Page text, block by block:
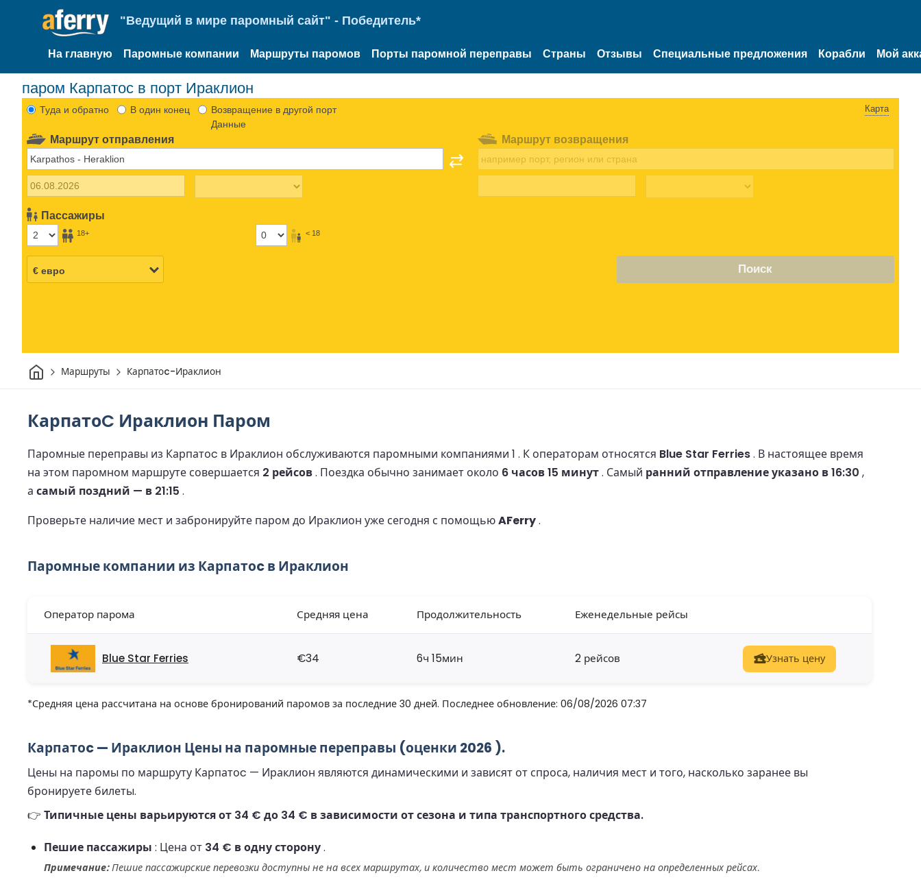
"Ведущий в мире паромный сайт" - Победитель*
На главную Паромные компании Маршруты паромов Порты паромной переправы Страны Отзывы Специальные предложения Корабли Мой
паром Карпатоc в порт Ираклион
Туда и обратно В один конец
Возвращение в другой порт
Данные
Карта
Маршрут отправления
Пассажиры
18+ < 18
Маршрут возвращения
Поиск
ДомМаршруты Карпатоc-Ираклион
КарпатоC Ираклион Паром
Паромные переправы из Карпатоc в Ираклион обслуживаются паромными компаниями 1 . К операторам относятся Blue Star Ferries. В настоящее время
на этом паромном маршруте совершается 2 рейсов. Поездка обычно занимает около 6 часов 15 минут. Самый ранний отправление указано в 16:30 ,
а самый поздний — в 21:15 .
Проверьте наличие мест и забронируйте паром до Ираклион уже сегодня с помощьюAFerry.
Паромные компании из Карпатоc в Ираклион
Оператор парома Средняя цена Продолжительность Еженедельные рейсы
Blue Star Ferries €34 6ч 15мин 2 рейсов Узнать цену
*Средняя цена рассчитана на основе бронирований паромов за последние 30 дней. Последнее обновление: 06/08/2026 07:37
Карпатоc — Ираклион Цены на паромные переправы (оценки 2026 ).
Цены на паромы по маршруту Карпатоc — Ираклион являются динамическими и зависят от спроса, наличия мест и того, насколько заранее вы
бронируете билеты.
👉 Типичные цены варьируются от 34 € до 34 € в зависимости от сезона и типа транспортного средства.
Пешие пассажиры : Цена от 34 € в одну сторону.
Примечание:Пешие пассажирские перевозки доступны не на всех маршрутах, и количество мест может быть ограничено на определенных рейсах.